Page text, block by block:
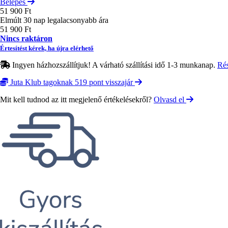
51 900 Ft
Elmúlt 30 nap legalacsonyabb ára
51 900 Ft
Nincs raktáron
Értesítést kérek, ha újra elérhető
Ingyen házhozszállítjuk! A várható szállítási idő 1-3 munkanap.
Juta Klub tagoknak 519 pont visszajár
Mit kell tudnod az itt megjelenő értékelésekről? Olvasd el